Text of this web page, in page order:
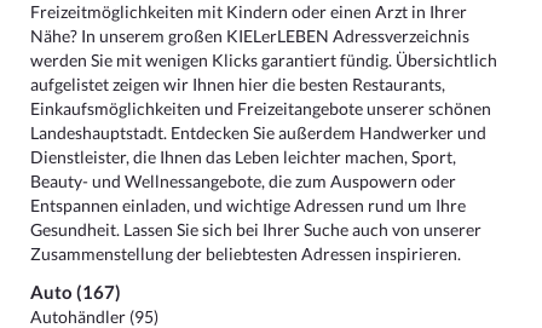
Freizeitmöglichkeiten mit Kindern oder einen Arzt in Ihrer
Nähe? In unserem großen KIELerLEBEN Adressverzeichnis
werden Sie mit wenigen Klicks garantiert fündig. Übersichtlich
aufgelistet zeigen wir Ihnen hier die besten Restaurants,
Einkaufsmöglichkeiten und Freizeitangebote unserer schönen
Landeshauptstadt. Entdecken Sie außerdem Handwerker und
Dienstleister, die Ihnen das Leben leichter machen, Sport,
Beauty- und Wellnessangebote, die zum Auspowern oder
Entspannen einladen, und wichtige Adressen rund um Ihre
Gesundheit. Lassen Sie sich bei Ihrer Suche auch von unserer
Zusammenstellung der beliebtesten Adressen inspirieren.
Auto (167)
Autohändler (95)